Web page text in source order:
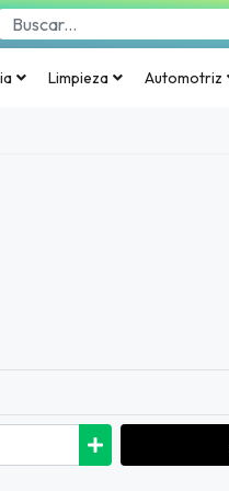
Limpieza Automotriz